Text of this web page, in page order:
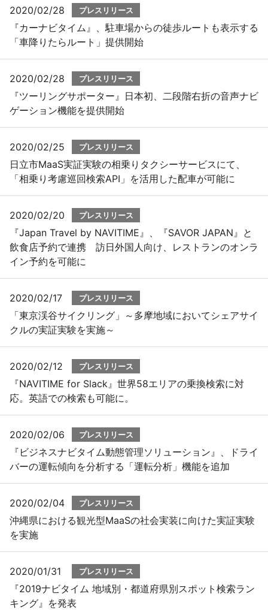
2020/02/28 プレスリリース
『カーナビタイム』、駐車場からの徒歩ルートも表示する
「車降りたらルート」提供開始
2020/02/28 プレスリリース
『ツーリングサポーター』日本初、二段階右折の音声ナビ
ゲーション機能を提供開始
2020/02/25 プレスリリース
日立市MaaS実証実験の相乗りタクシーサービスにて、
「相乗り考慮巡回検索API」を活用した配車が可能に
2020/02/20 プレスリリース
『Japan Travel by NAVITIME』、『SAVOR JAPAN』と
飲食店予約で連携 訪日外国人向け、レストランのオンラ
イン予約を可能に
2020/02/17 プレスリリース
「東京渓谷サイクリング」～多摩地域においてシェアサイ
クルの実証実験を実施～
2020/02/12 プレスリリース
『NAVITIME for Slack』世界58エリアの乗換検索に対
応。英語での検索も可能に。
2020/02/06 プレスリリース
『ビジネスナビタイム動態管理ソリューション』、ドライ
バーの運転傾向を分析する「運転分析」機能を追加
2020/02/04 プレスリリース
沖縄県における観光型MaaSの社会実装に向けた実証実験
を実施
2020/01/31 プレスリリース
『2019ナビタイム 地域別・都道府県別スポット検索ラン
キング』を発表